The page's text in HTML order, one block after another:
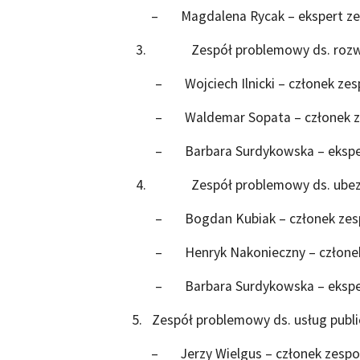
– Magdalena Rycak – ekspert
3. Zespół problemowy ds.
– Wojciech Ilnicki – członek
– Waldemar Sopata – członek
– Barbara Surdykowska –
4. Zespół problemowy ds.
– Bogdan Kubiak – członek
– Henryk Nakonieczny –
– Barbara Surdykowska –
5. Zespół problemowy ds. usług
– Jerzy Wielgus – członek